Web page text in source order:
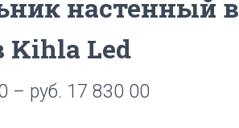
настенный в
Led
– руб. 17 830 00